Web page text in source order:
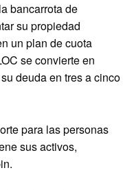
bancarrota de
su propiedad
un plan de cuota
se convierte en
deuda en tres a cinco
para las personas
sus activos,